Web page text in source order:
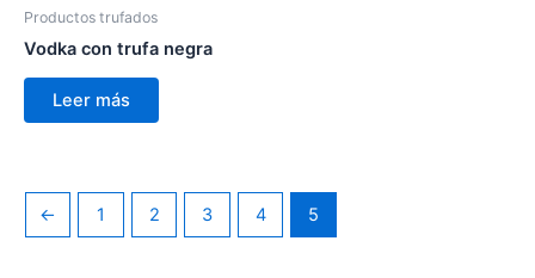
Productos trufados
Vodka con trufa negra
Leer más
← 1 2 3 4 5